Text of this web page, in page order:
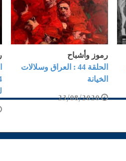
رموز وأشباح
الحلقة 44 : العراق وسلالات
الخيانة
23/08/2020